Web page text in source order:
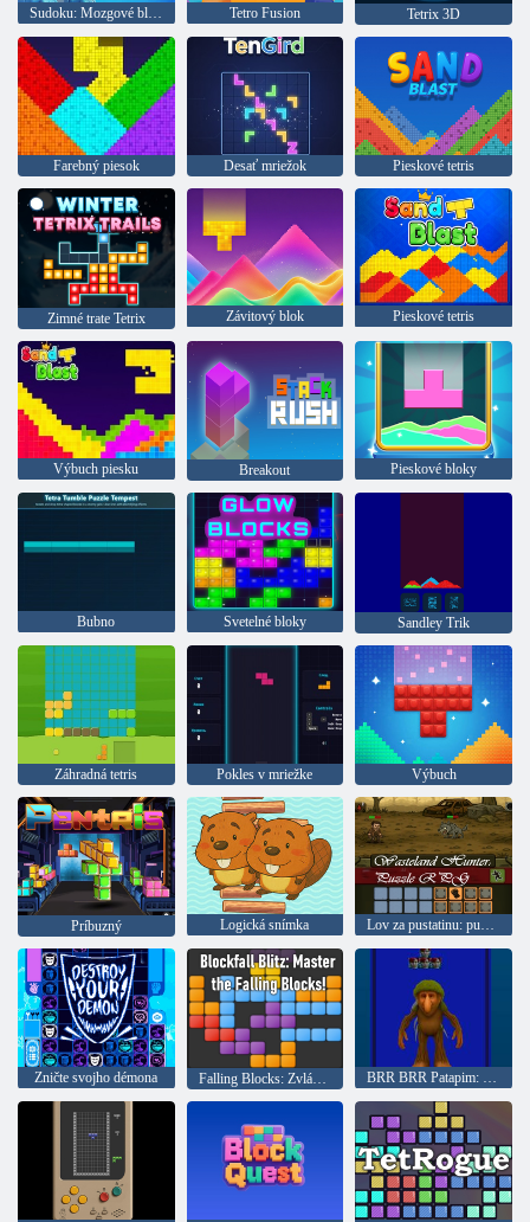
Sudoku: Mozgové bloky Tetro Fusion Tetrix 3D
Farebný piesok Desať mriežok Pieskové tetris
Zimné trate Tetrix Závitový blok Pieskové tetris
Výbuch piesku Breakout Pieskové bloky
Bubno Svetelné bloky Sandley Trik
Záhradná tetris Pokles v mriežke Výbuch
Príbuzný Logická snímka Lov za pustatinu: puzzle
Zničte svojho démona Falling Blocks: Zvládnite padajúce bloky! BRR BRR Patapim: Bloková hádanka